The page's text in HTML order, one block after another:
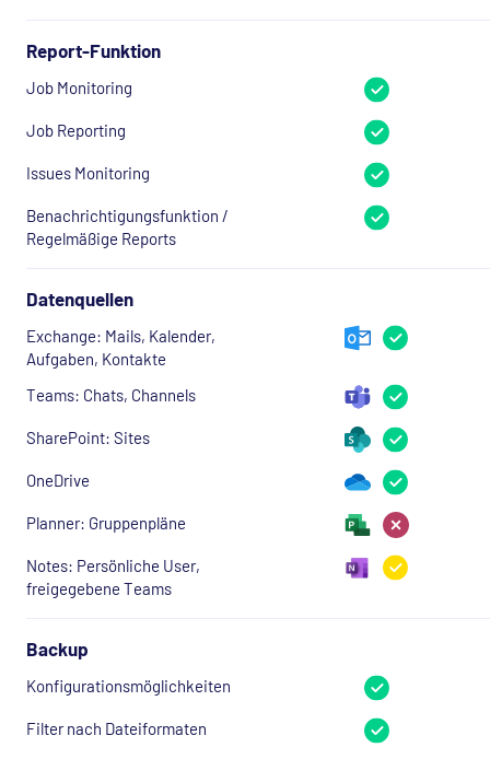
Report-Funktion
Job Monitoring
Job Reporting
Issues Monitoring
Benachrichtigungsfunktion /
Regelmäßige Reports
Datenquellen
Exchange: Mails, Kalender,
Aufgaben, Kontakte
Teams: Chats, Channels
SharePoint: Sites
OneDrive
Planner: Gruppenpläne
Notes: Persönliche User,
freigegebene Teams
Backup
Konfigurationsmöglichkeiten
Filter nach Dateiformaten